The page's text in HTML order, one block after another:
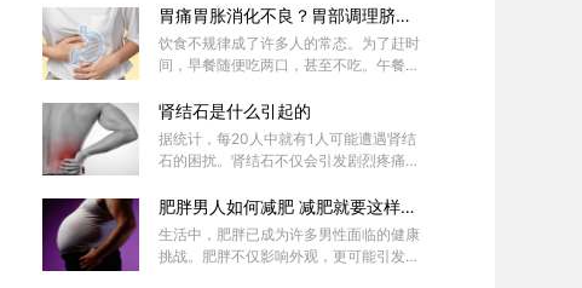
“仙赐草”，红景天味甘、苦，性平，归肺
、心经，虽未直接归肾经，却通过调节整
体气血运行，间接发挥补肾益精的作用，
成为肾脏健康的天然盟友。
胃痛胃胀消化不良？胃部调理脐灸
保健散来救场！
饮食不规律成了许多人的常态。为了赶时
间，早餐随便吃两口，甚至不吃。午餐靠
晚餐又常常暴饮暴食，吃得过于饱胀。长
期这样，胃部的负担越来越重，消化功能
也逐渐紊乱。
肾结石是什么引起的
据统计，每20人中就有1人可能遭遇肾结
石的困扰。肾结石不仅会引发剧烈疼痛，
那么，肾结石究竟是如何形成的？哪些因
素在暗中推动结石的生成呢？让我们一起
来了解一下吧！
肥胖男人如何减肥 减肥就要这样运
动
生活中，肥胖已成为许多男性面临的健康
挑战。肥胖不仅影响外观，更可能引发健